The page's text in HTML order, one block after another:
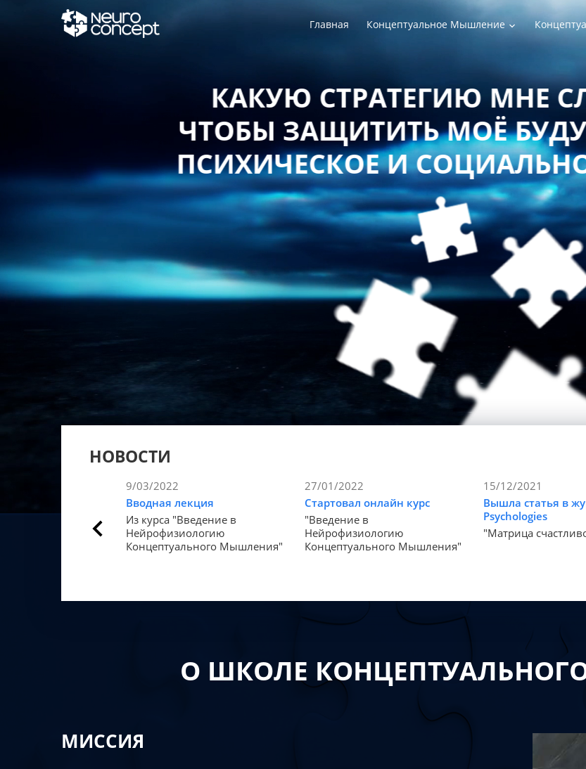
Главная Концептуальное Мышление
КАКУЮ СТРАТЕГИЮ МНЕ
ЧТОБЫ ЗАЩИТИТЬ МОЁ
ПСИХИЧЕСКОЕ И СОЦИАЛЬНОЕ
НОВОСТИ
9/03/2022
Вводная лекция
Из курса "Введение в
Нейрофизиологию
Концептуального Мышления"
27/01/2022
Стартовал онлайн курс
"Введение в
Нейрофизиологию
Концептуального Мышления"
15/12/2021
Вышла статья в
Psychologies
"Матрица
О ШКОЛЕ
МИССИЯ